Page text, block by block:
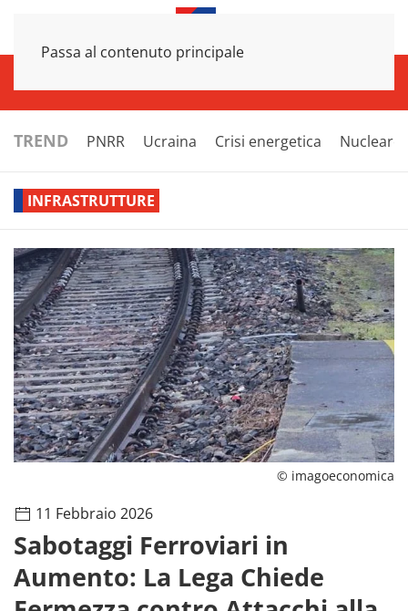
Passa al contenuto principale
TREND PNRR Ucraina Crisi energetica Nucleare
INFRASTRUTTURE
© imagoeconomica
11 Febbraio 2026
Sabotaggi Ferroviari in
Aumento: La Lega Chiede